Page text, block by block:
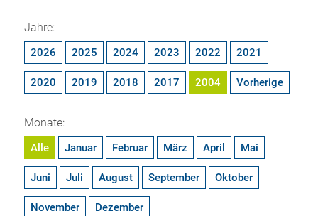
Jahre:
2026 2025 2024 2023 2022 2021
2020 2019 2018 2017 2004 Vorherige
Monate:
Alle Januar Februar März April Mai
Juni Juli August September Oktober
November Dezember